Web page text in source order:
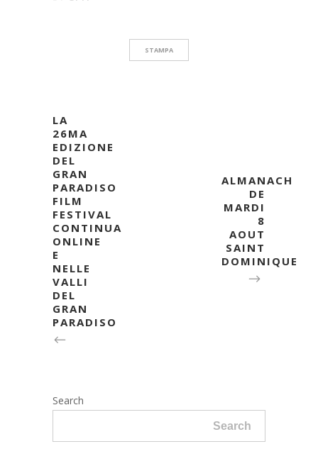
STAMPA
LA
26MA
EDIZIONE
DEL
GRAN
PARADISO
FILM
FESTIVAL
CONTINUA
ONLINE
E
NELLE
VALLI
DEL
GRAN
PARADISO
ALMANACH
DE
MARDI
8
AOUT
SAINT
DOMINIQUE
Search
Search